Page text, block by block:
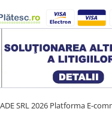
SRL 2026 Platforma E-